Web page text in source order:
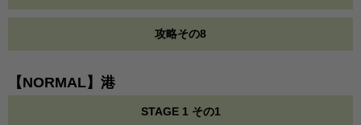
攻略その8
【NORMAL】港
STAGE 1 その1